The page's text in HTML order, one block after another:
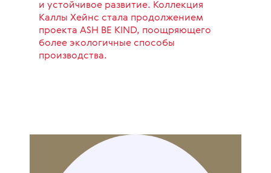
и устойчивое развитие. Коллекция
Каллы Хейнс стала продолжением
проекта ASH BE KIND, поощряющего
более экологичные способы
производства.